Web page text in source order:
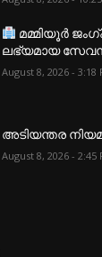
മമ്മിയൂർ
ലഭ്യമായ
August 8, 2026 - 3:18
അടിയന്തര
August 8, 2026 - 2:45